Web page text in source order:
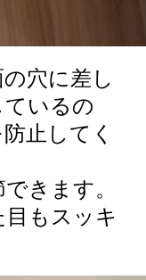
穴に差し
いるの
止してく
きます。
もスッキ